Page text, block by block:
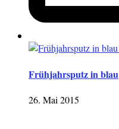
Frühjahrsputz in blau
26. Mai 2015